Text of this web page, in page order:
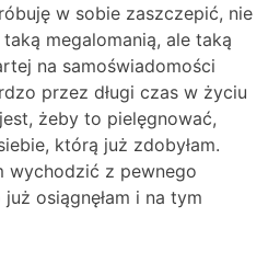
w sobie zaszczepić, nie
megalomanią, ale taką
na samoświadomości
przez długi czas w życiu
żeby to pielęgnować,
którą już zdobyłam.
wychodzić z pewnego
osiągnęłam i na tym